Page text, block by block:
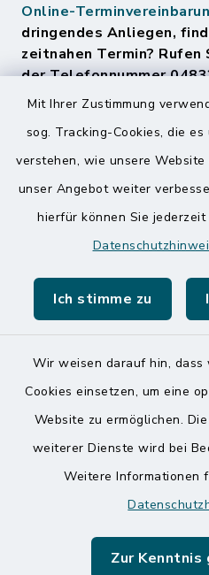
Mit Ihrer Zustimmung
sog. Tracking-Cookies, die
verstehen, wie unsere
unser Angebot weiter
hierfür können Sie
Ich stimme zu
Wir weisen darauf hin,
Cookies einsetzen, um eine
Website zu ermöglichen.
weiterer Dienste wird bei
Weitere Informationen
Zur Kenntnis
Online-
dringendes Anliegen,
zeitnahen Termin?
der Telefonnummer
Quicklinks
Amt Mitteldithmarschen
Speicherkoog Meldorfer